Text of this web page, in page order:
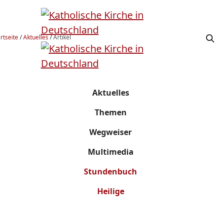
/Aktuelles/Artikel
Aktuelles
Themen
Wegweiser
Multimedia
Stundenbuch
Heilige